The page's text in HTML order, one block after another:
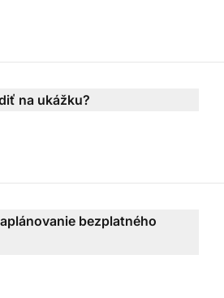
na ukážku?
bezplatného